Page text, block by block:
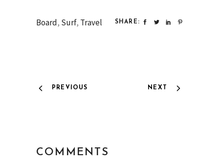
Board, Surf, Travel SHARE:
PREVIOUS NEXT
COMMENTS